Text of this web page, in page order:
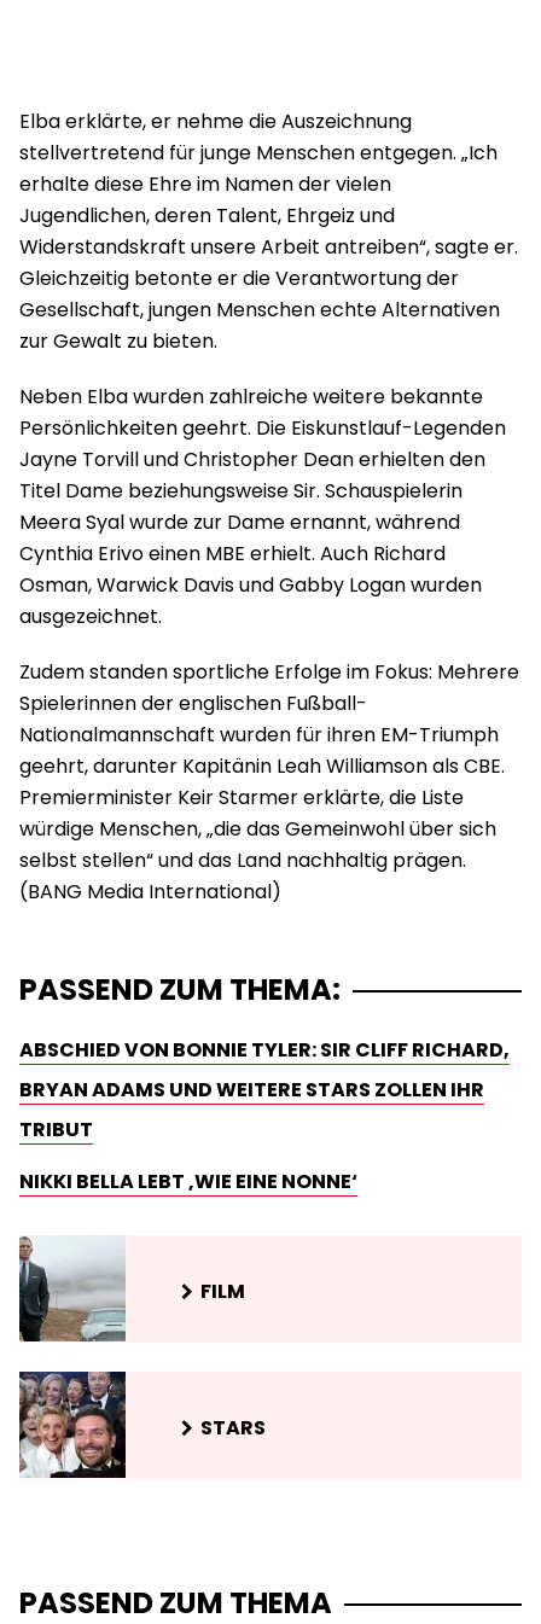
Elba erklärte, er nehme die Auszeichnung
stellvertretend für junge Menschen entgegen. „Ich
erhalte diese Ehre im Namen der vielen
Jugendlichen, deren Talent, Ehrgeiz und
Widerstandskraft unsere Arbeit antreiben“, sagte er.
Gleichzeitig betonte er die Verantwortung der
Gesellschaft, jungen Menschen echte Alternativen
zur Gewalt zu bieten.
Neben Elba wurden zahlreiche weitere bekannte
Persönlichkeiten geehrt. Die Eiskunstlauf-Legenden
Jayne Torvill und Christopher Dean erhielten den
Titel Dame beziehungsweise Sir. Schauspielerin
Meera Syal wurde zur Dame ernannt, während
Cynthia Erivo einen MBE erhielt. Auch Richard
Osman, Warwick Davis und Gabby Logan wurden
ausgezeichnet.
Zudem standen sportliche Erfolge im Fokus: Mehrere
Spielerinnen der englischen Fußball-
Nationalmannschaft wurden für ihren EM-Triumph
geehrt, darunter Kapitänin Leah Williamson als CBE.
Premierminister Keir Starmer erklärte, die Liste
würdige Menschen, „die das Gemeinwohl über sich
selbst stellen“ und das Land nachhaltig prägen.
PASSEND ZUM THEMA:
ABSCHIED VON BONNIE TYLER: SIR CLIFF RICHARD,
BRYAN ADAMS UND WEITERE STARS ZOLLEN IHR
TRIBUT
NIKKI BELLA LEBT ‚WIE EINE NONNE‘
FILM
STARS
PASSEND ZUM THEMA